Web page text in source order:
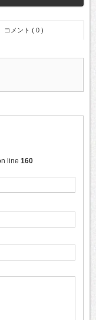
コメント ( 0 )
line 160